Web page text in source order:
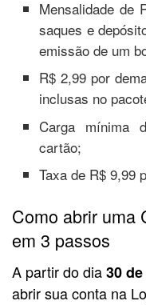
Mensalidade de
saques e
emissão de um
R$ 2,99 por
inclusas no
Carga mínima
cartão;
Taxa de R$ 9,99
Como abrir uma
em 3 passos
A partir do dia30
abrir sua conta na